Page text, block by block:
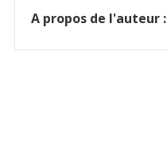
A propos de l'auteur :